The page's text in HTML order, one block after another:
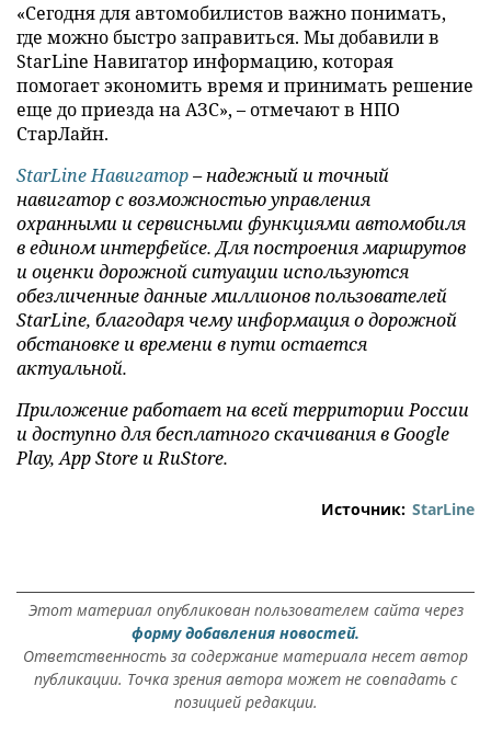
«Сегодня для автомобилистов важно понимать,
где можно быстро заправиться. Мы добавили в
StarLine Навигатор информацию, которая
помогает экономить время и принимать решение
еще до приезда на АЗС», – отмечают в НПО
СтарЛайн.
StarLine Навигатор– надежный и точный
навигатор с возможностью управления
охранными и сервисными функциями автомобиля
в едином интерфейсе. Для построения маршрутов
и оценки дорожной ситуации используются
обезличенные данные миллионов пользователей
StarLine, благодаря чему информация о дорожной
обстановке и времени в пути остается
актуальной.
Приложение работает на всей территории России
и доступно для бесплатного скачивания в Google
Play, App Store и RuStore.
Источник: StarLine
Этот материал опубликован пользователем сайта через
форму добавления новостей.
Ответственность за содержание материала несет автор
публикации. Точка зрения автора может не совпадать с
позицией редакции.